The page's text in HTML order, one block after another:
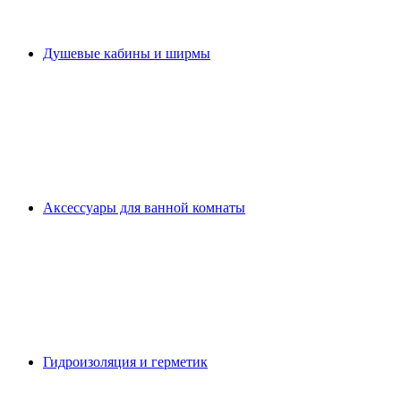
Душевые кабины и ширмы
Аксессуары для ванной комнаты
Гидроизоляция и герметик